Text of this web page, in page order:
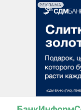
РЕКЛАМА